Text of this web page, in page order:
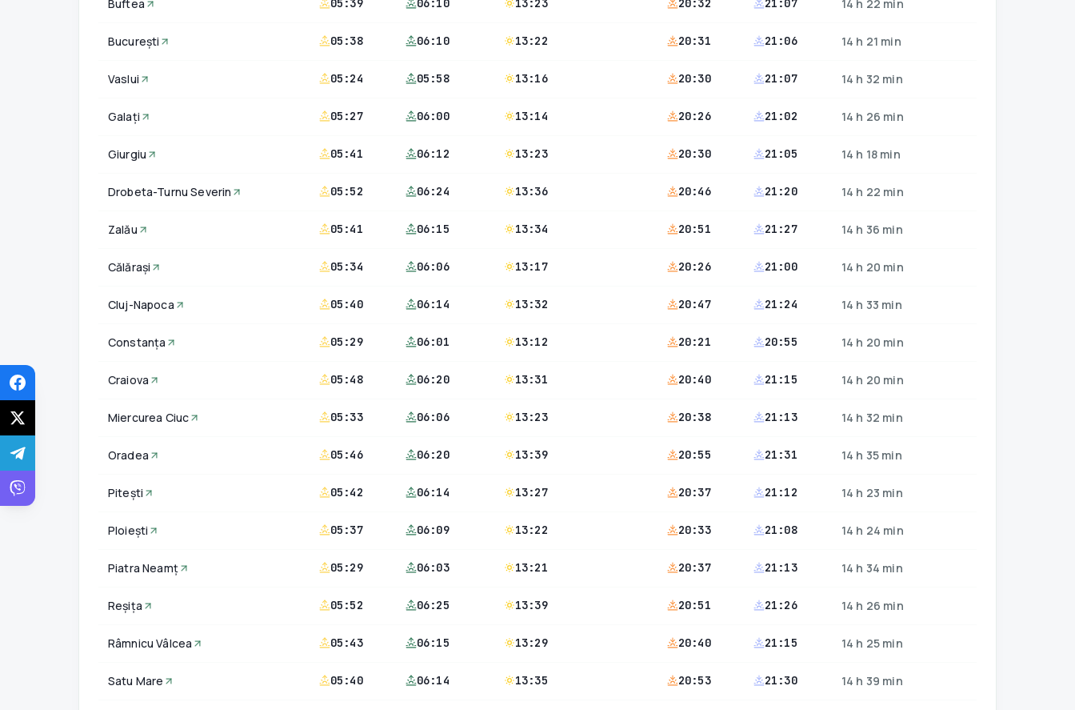
Buftea 05:39 06:10 13:23 20:32 21:07 14 h 22 min
București 05:38 06:10 13:22 20:31 21:06 14 h 21 min
Vaslui 05:24 05:58 13:16 20:30 21:07 14 h 32 min
Galați 05:27 06:00 13:14 20:26 21:02 14 h 26 min
Giurgiu 05:41 06:12 13:23 20:30 21:05 14 h 18 min
Drobeta-Turnu Severin 05:52 06:24 13:36 20:46 21:20 14 h 22 min
Zalău 05:41 06:15 13:34 20:51 21:27 14 h 36 min
Călărași 05:34 06:06 13:17 20:26 21:00 14 h 20 min
Cluj-Napoca 05:40 06:14 13:32 20:47 21:24 14 h 33 min
Constanța 05:29 06:01 13:12 20:21 20:55 14 h 20 min
Craiova 05:48 06:20 13:31 20:40 21:15 14 h 20 min
Miercurea Ciuc 05:33 06:06 13:23 20:38 21:13 14 h 32 min
Oradea 05:46 06:20 13:39 20:55 21:31 14 h 35 min
Pitești 05:42 06:14 13:27 20:37 21:12 14 h 23 min
Ploiești 05:37 06:09 13:22 20:33 21:08 14 h 24 min
Piatra Neamț 05:29 06:03 13:21 20:37 21:13 14 h 34 min
Reșița 05:52 06:25 13:39 20:51 21:26 14 h 26 min
Râmnicu Vâlcea 05:43 06:15 13:29 20:40 21:15 14 h 25 min
Satu Mare 05:40 06:14 13:35 20:53 21:30 14 h 39 min